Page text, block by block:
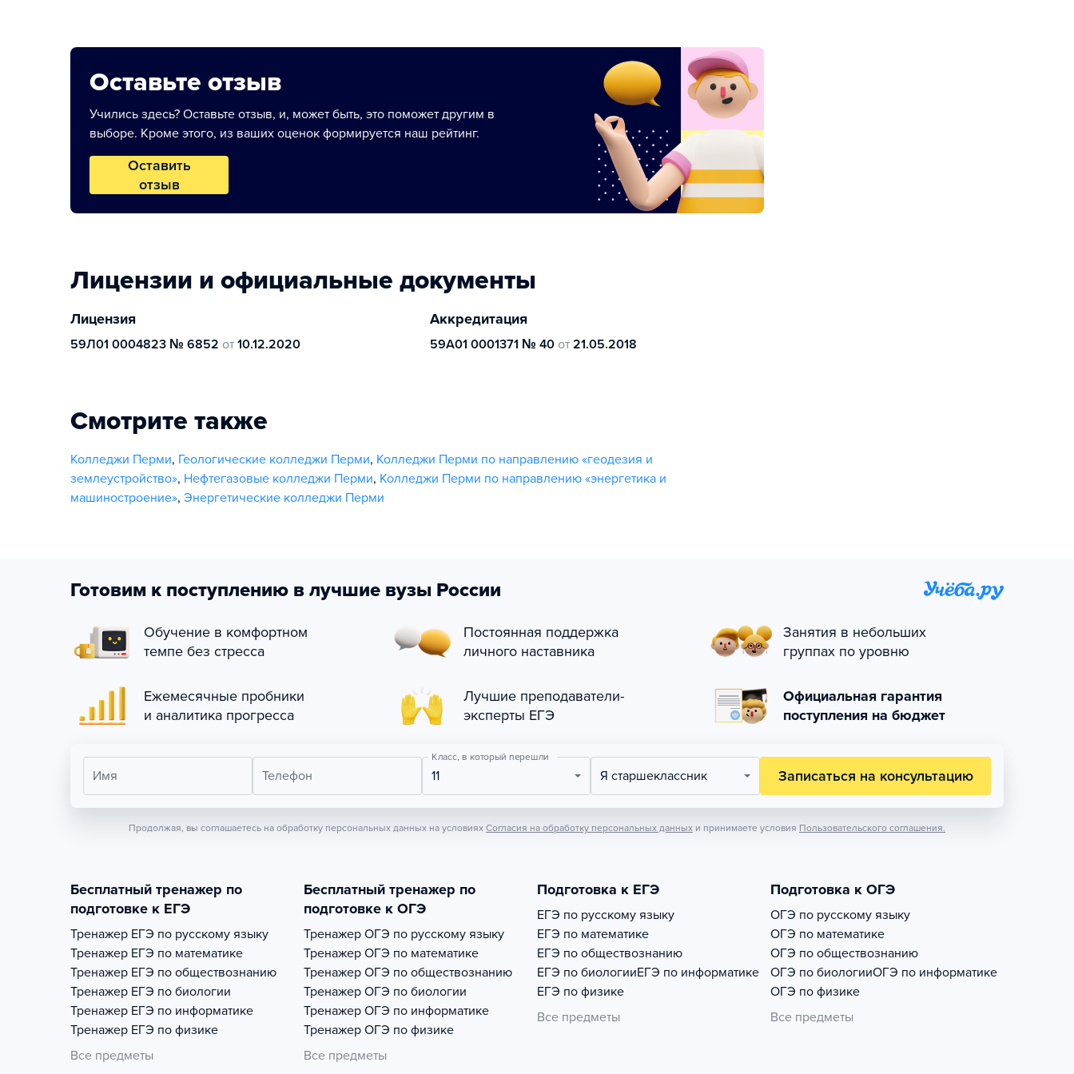
Оставьте отзыв
Учились здесь? Оставьте отзыв, и, может быть, это поможет другим в
выборе. Кроме этого, из ваших оценок формируется наш рейтинг.
Оставить
отзыв
Лицензии и официальные документы
Лицензия
59Л01 0004823 № 6852 от 10.12.2020
Аккредитация
59А01 0001371 № 40 от 21.05.2018
Смотрите также
Колледжи Перми, Геологические колледжи Перми, Колледжи Перми по направлению «геодезия и
землеустройство», Нефтегазовые колледжи Перми, Колледжи Перми по направлению «энергетика и
машиностроение», Энергетические колледжи Перми
Готовим к поступлению в лучшие вузы России
Обучение в комфортном
темпе без стресса
Постоянная поддержка
личного наставника
Занятия в небольших
группах по уровню
Ежемесячные пробники
и аналитика прогресса
Лучшие преподаватели-
эксперты ЕГЭ
Официальная гарантия
поступления на бюджет
Имя Телефон
Класс, в который перешли
11 Я старшеклассник Записаться на консультацию
Продолжая, вы соглашаетесь на обработку персональных данных на условиях Согласия на обработку персональных данных и принимаете условия Пользовательского соглашения.
Бесплатный тренажер по
подготовке к ЕГЭ
Тренажер ЕГЭ по русскому языку
Тренажер ЕГЭ по математике
Тренажер ЕГЭ по обществознанию
Тренажер ЕГЭ по биологии
Тренажер ЕГЭ по информатике
Тренажер ЕГЭ по физике
Все предметы
Бесплатный тренажер по
подготовке к ОГЭ
Тренажер ОГЭ по русскому языку
Тренажер ОГЭ по математике
Тренажер ОГЭ по обществознанию
Тренажер ОГЭ по биологии
Тренажер ОГЭ по информатике
Тренажер ОГЭ по физике
Все предметы
Подготовка к ЕГЭ
ЕГЭ по русскому языку
ЕГЭ по математике
ЕГЭ по обществознанию
ЕГЭ по биологииЕГЭ по информатике
ЕГЭ по физике
Все предметы
Подготовка к ОГЭ
ОГЭ по русскому языку
ОГЭ по математике
ОГЭ по обществознанию
ОГЭ по биологииОГЭ по информатике
ОГЭ по физике
Все предметы